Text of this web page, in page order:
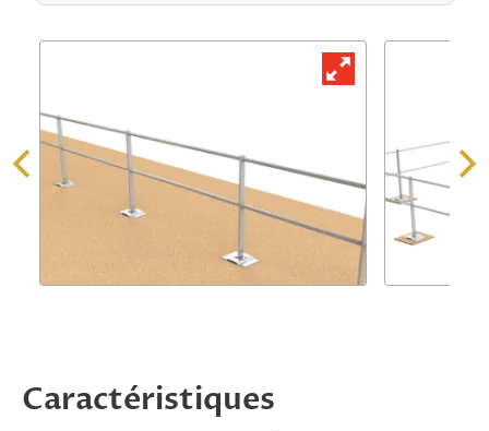
Caractéristiques